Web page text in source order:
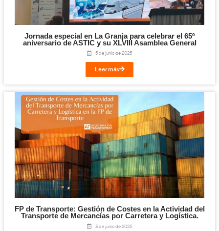
YouTube premia a AT Academia del
23 de septiembre de 2025
Leer más